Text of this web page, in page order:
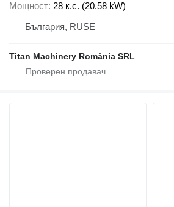
Мощност 28 к.с. (20.58 kW)
България, RUSE
Titan Machinery România SRL